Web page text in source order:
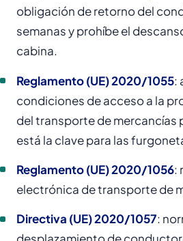
obligación de retorno del
semanas y prohíbe el
cabina.
Reglamento (UE) 2020/1055:
condiciones de acceso a la
del transporte de mercancías
está la clave para las
Reglamento (UE) 2020/1056:
electrónica de transporte de
Directiva (UE) 2020/1057: